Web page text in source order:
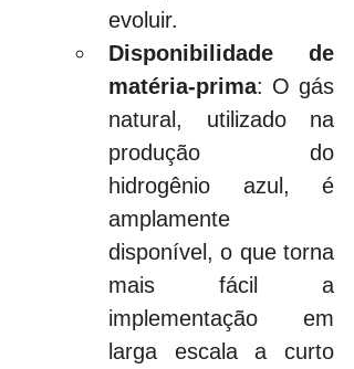
evoluir.
Disponibilidade de
matéria-prima: O gás
natural, utilizado na
produção do
hidrogênio azul, é
amplamente
disponível, o que torna
mais fácil a
implementação em
larga escala a curto